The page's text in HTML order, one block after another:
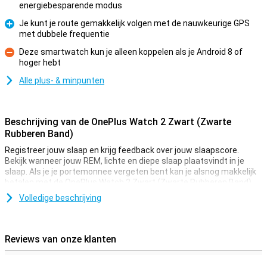
Pluspunt
energiebesparende modus
Pluspunt
Je kunt je route gemakkelijk volgen met de nauwkeurige GPS
met dubbele frequentie
Minpunt
Deze smartwatch kun je alleen koppelen als je Android 8 of
hoger hebt
Alle plus- & minpunten
Beschrijving van de OnePlus Watch 2 Zwart (Zwarte
Rubberen Band)
Registreer jouw slaap en krijg feedback over jouw slaapscore.
Bekijk wanneer jouw REM, lichte en diepe slaap plaatsvindt in je
slaap. Als je je portemonnee vergeten bent kan je alsnog makkelijk
betalen met de OnePlus Watch 2 Zwart (Zwarte Rubberen Band)
met de contactloos betalen feature.
aantal functies gebruiken die GPS vereisen. Dit kan erg handig zijn!
Volledige beschrijving
Reviews van onze klanten